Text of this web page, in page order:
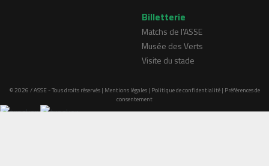
Billetterie
Matchs de l'ASSE
Musée des Verts
Visite du stade
© 2026 / ASSE - Tous droits réservés | Mentions légales| Politique de confidentialité| Préférences de
consentement